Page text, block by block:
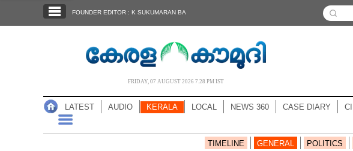
NOTIFIED NEWS
FOUNDER EDITOR : K SUKUMARAN BA
FRIDAY, 07 AUGUST 2026 7.28 PM IST
LATEST AUDIO KERALA LOCAL NEWS 360 CASE DIARY
TIMELINE GENERAL POLITICS